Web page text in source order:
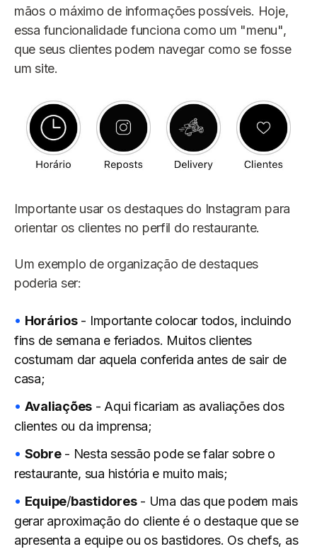
mãos o máximo de informações possíveis. Hoje,
essa funcionalidade funciona como um "menu",
que seus clientes podem navegar como se fosse
um site.
Importante usar os destaques do Instagram para
orientar os clientes no perfil do restaurante.
Um exemplo de organização de destaques
poderia ser:
Horários- Importante colocar todos, incluindo
fins de semana e feriados. Muitos clientes
costumam dar aquela conferida antes de sair de
casa;
Avaliações - Aqui ficariam as avaliações dos
clientes ou da imprensa;
Sobre- Nesta sessão pode se falar sobre o
restaurante, sua história e muito mais;
Equipe/bastidores- Uma das que podem mais
gerar aproximação do cliente é o destaque que se
apresenta a equipe ou os bastidores. Os chefs, as